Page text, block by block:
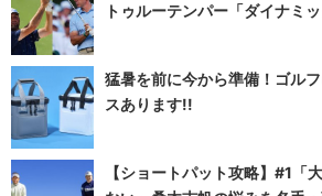
トゥルーテンパー「ダイナミ
猛暑を前に今から準備！ゴル
スあります!!
【ショートパット攻略】#1「